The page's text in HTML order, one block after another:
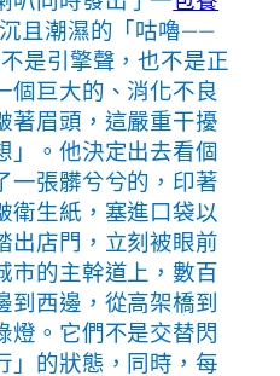
且潮濕的「咕嚕——
是引擎聲，也不是正
個巨大的、消化不良
著眉頭，這嚴重干擾
」。他決定出去看個
一張髒兮兮的，印著
衛生紙，塞進口袋以
出店門，立刻被眼前
市的主幹道上，數百
到西邊，從高架橋到
燈。它們不是交替閃
」的狀態，同時，每